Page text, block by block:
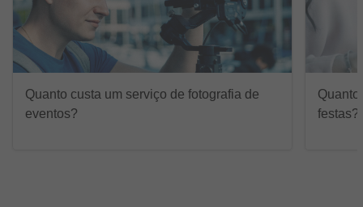
Quanto custa um serviço de fotografia de
eventos?
festas?